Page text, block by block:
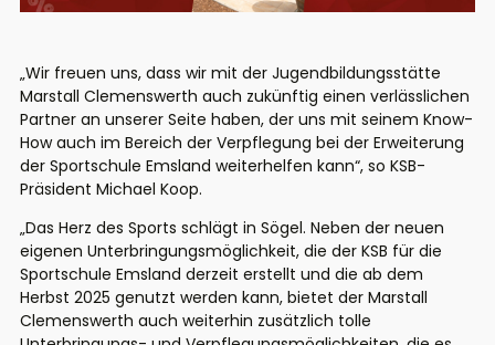
„Wir freuen uns, dass wir mit der Jugendbildungsstätte
Marstall Clemenswerth auch zukünftig einen verlässlichen
Partner an unserer Seite haben, der uns mit seinem Know-
How auch im Bereich der Verpflegung bei der Erweiterung
der Sportschule Emsland weiterhelfen kann“, so KSB-
Präsident Michael Koop.
„Das Herz des Sports schlägt in Sögel. Neben der neuen
eigenen Unterbringungsmöglichkeit, die der KSB für die
Sportschule Emsland derzeit erstellt und die ab dem
Herbst 2025 genutzt werden kann, bietet der Marstall
Clemenswerth auch weiterhin zusätzlich tolle